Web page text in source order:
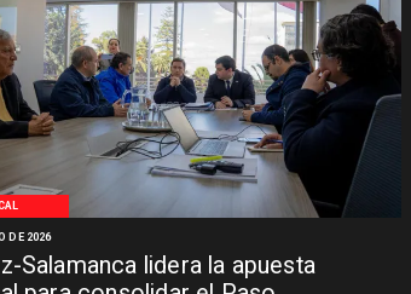
Salamanca lidera la apuesta
DE 2026